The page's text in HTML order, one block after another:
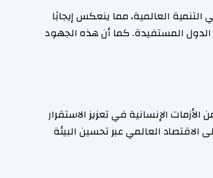
العالمية، مما ينعكس إيجابًا
الدول المستفيدة. كما أن هذه الجهود
الإنسانية في تعزيز الاستقرار
العالمي عبر تحسين البيئة